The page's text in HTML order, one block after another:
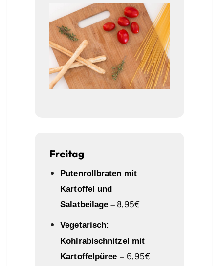
Freitag
Putenrollbraten mit
Kartoffel und
Salatbeilage – 8,95€
Vegetarisch:
Kohlrabischnitzel mit
Kartoffelpüree – 6,95€